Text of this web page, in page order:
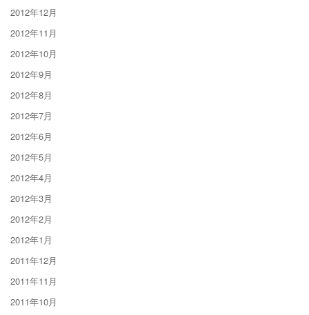
2012年12月
2012年11月
2012年10月
2012年9月
2012年8月
2012年7月
2012年6月
2012年5月
2012年4月
2012年3月
2012年2月
2012年1月
2011年12月
2011年11月
2011年10月